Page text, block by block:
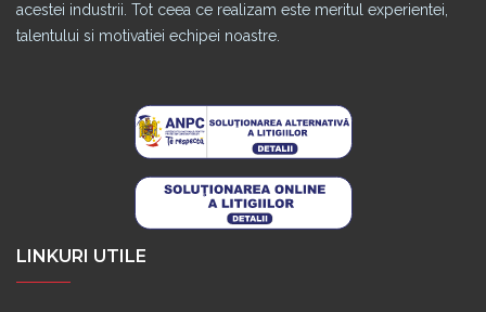
acestei industrii. Tot ceea ce realizam este meritul experientei,
talentului si motivatiei echipei noastre.
LINKURI UTILE